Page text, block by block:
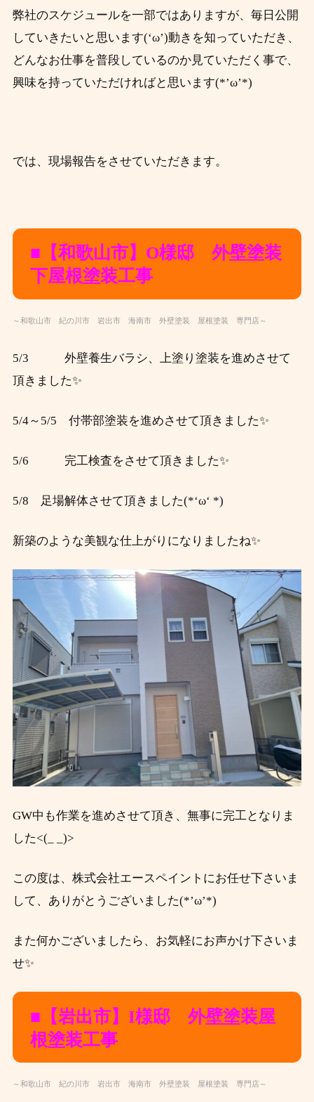
弊社のスケジュールを一部ではありますが、毎日公開
していきたいと思います(‘ω’)動きを知っていただき、
どんなお仕事を普段しているのか見ていただく事で、
興味を持っていただければと思います(*’ω’*)
では、現場報告をさせていただきます。
■【和歌山市】O様邸 外壁塗装
下屋根塗装工事
～和歌山市 紀の川市 岩出市 海南市 外壁塗装 屋根塗装 専門店～
5/3 外壁養生バラシ、上塗り塗装を進めさせて
頂きました✨
5/4～5/5 付帯部塗装を進めさせて頂きました✨
5/6 完工検査をさせて頂きました✨
5/8 足場解体させて頂きました(*‘ω‘ *)
新築のような美観な仕上がりになりましたね✨
GW中も作業を進めさせて頂き、無事に完工となりま
した<(_ _)>
この度は、株式会社エースペイントにお任せ下さいま
して、ありがとうございました(*’ω’*)
また何かございましたら、お気軽にお声かけ下さいま
せ✨
■【岩出市】I様邸 外壁塗装屋
根塗装工事
～和歌山市 紀の川市 岩出市 海南市 外壁塗装 屋根塗装 専門店～